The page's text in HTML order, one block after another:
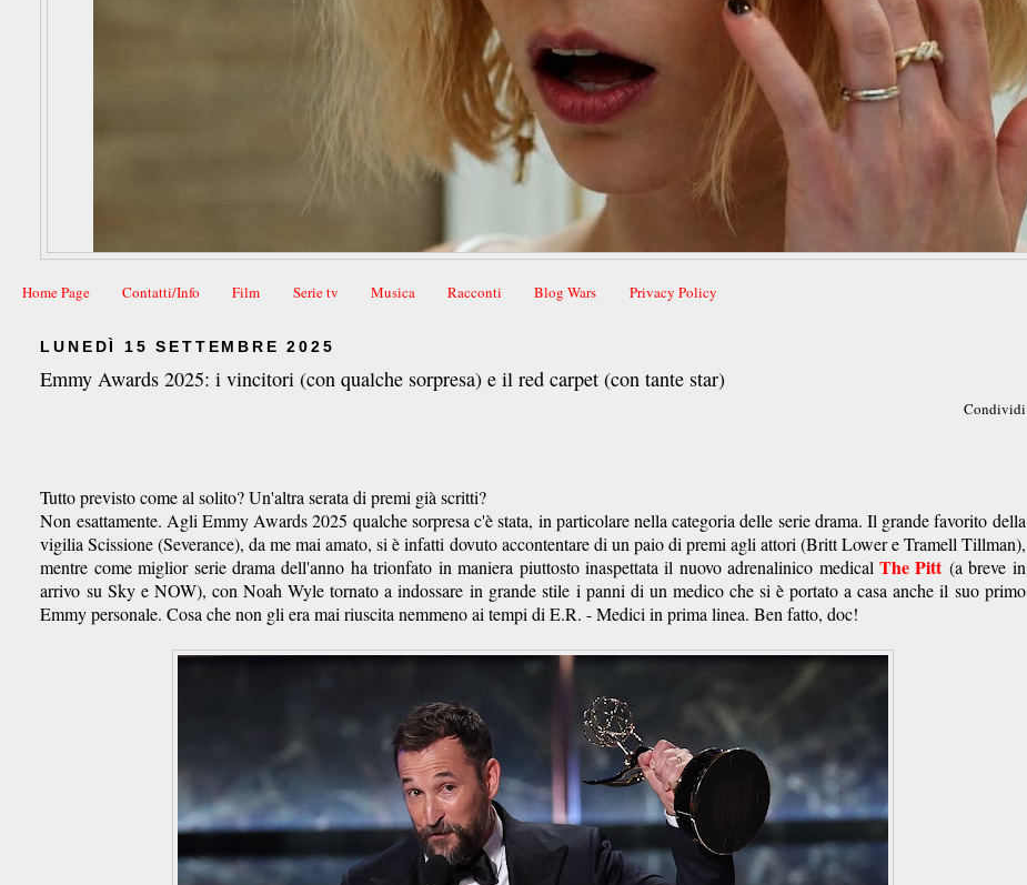
Home Page Contatti/Info Film Serie tv Musica Racconti Blog Wars Privacy Policy
LUNEDÌ 15 SETTEMBRE 2025
Emmy Awards 2025: i vincitori (con qualche sorpresa) e il red carpet (con tante star)
Condividi
Tutto previsto come al solito? Un'altra serata di premi già scritti?
Non esattamente. Agli Emmy Awards 2025 qualche sorpresa c'è stata, in particolare nella categoria delle serie drama. Il grande favorito della
vigilia Scissione (Severance), da me mai amato, si è infatti dovuto accontentare di un paio di premi agli attori (Britt Lower e Tramell Tillman),
mentre come miglior serie drama dell'anno ha trionfato in maniera piuttosto inaspettata il nuovo adrenalinico medical The Pitt(a breve in
arrivo su Sky e NOW), con Noah Wyle tornato a indossare in grande stile i panni di un medico che si è portato a casa anche il suo primo
Emmy personale. Cosa che non gli era mai riuscita nemmeno ai tempi di E.R. - Medici in prima linea. Ben fatto, doc!